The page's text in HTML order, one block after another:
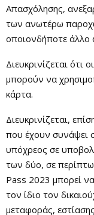
Απασχόλησης,
των ανωτέρω
οποιονδήποτε άλλο
Διευκρινίζεται ότι
μπορούν να
κάρτα.
Διευκρινίζεται,
που έχουν συνάψει
υπόχρεος σε
των δύο, σε
Pass 2023 μπορεί
τον ίδιο τον
μεταφοράς,